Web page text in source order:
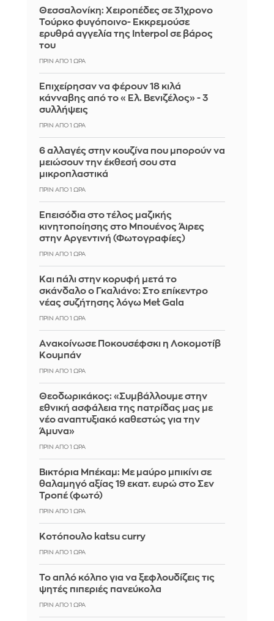
Θεσσαλονίκη: Χειροπέδες σε 31χρονο
Τούρκο φυγόποινο- Εκκρεμούσε
ερυθρά αγγελία της Interpol σε βάρος
του
ΠΡΙΝ ΑΠΌ 1 ΏΡΑ
Επιχείρησαν να φέρουν 18 κιλά
κάνναβης από το «Ελ. Βενιζέλος» - 3
συλλήψεις
ΠΡΙΝ ΑΠΌ 1 ΏΡΑ
6 αλλαγές στην κουζίνα που μπορούν να
μειώσουν την έκθεσή σου στα
μικροπλαστικά
ΠΡΙΝ ΑΠΌ 1 ΏΡΑ
Επεισόδια στο τέλος μαζικής
κινητοποίησης στο Μπουένος Άιρες
στην Αργεντινή (Φωτογραφίες)
ΠΡΙΝ ΑΠΌ 1 ΏΡΑ
Και πάλι στην κορυφή μετά το
σκάνδαλο ο Γκαλιάνο: Στο επίκεντρο
νέας συζήτησης λόγω Met Gala
ΠΡΙΝ ΑΠΌ 1 ΏΡΑ
Aνακοίνωσε Ποκουσέφσκι η Λοκομοτίβ
Κουμπάν
ΠΡΙΝ ΑΠΌ 1 ΏΡΑ
Θεοδωρικάκος: «Συμβάλλουμε στην
εθνική ασφάλεια της πατρίδας μας με
νέο αναπτυξιακό καθεστώς για την
Άμυνα»
ΠΡΙΝ ΑΠΌ 1 ΏΡΑ
Βικτόρια Μπέκαμ: Με μαύρο μπικίνι σε
θαλαμηγό αξίας 19 εκατ. ευρώ στο Σεν
Τροπέ (φωτό)
ΠΡΙΝ ΑΠΌ 1 ΏΡΑ
Κοτόπουλο katsu curry
ΠΡΙΝ ΑΠΌ 1 ΏΡΑ
Το απλό κόλπο για να ξεφλουδίζεις τις
ψητές πιπεριές πανεύκολα
ΠΡΙΝ ΑΠΌ 1 ΏΡΑ